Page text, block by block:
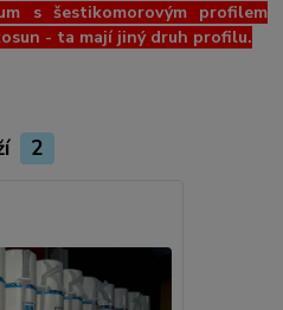
s šestikomorovým profilem
- ta mají jiný druh profilu.
2